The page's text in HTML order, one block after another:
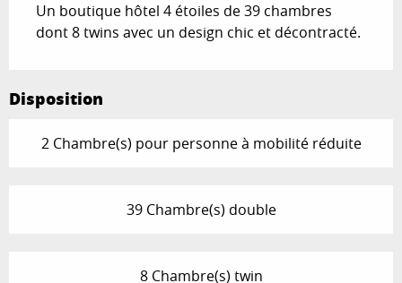
Un boutique hôtel 4 étoiles de 39 chambres
dont 8 twins avec un design chic et décontracté.
Disposition
2 Chambre(s) pour personne à mobilité réduite
39 Chambre(s) double
8 Chambre(s) twin